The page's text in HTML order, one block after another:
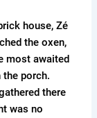
house, Zé
the oxen,
most awaited
porch.
there
was no